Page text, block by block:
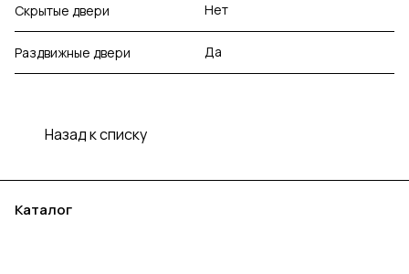
Скрытые двери Нет
Раздвижные двери Да
Назад к списку
Каталог